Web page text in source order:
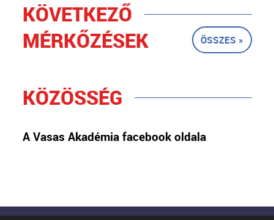
KÖVETKEZŐ
MÉRKŐZÉSEK
ÖSSZES »
KÖZÖSSÉG
A Vasas Akadémia facebook oldala